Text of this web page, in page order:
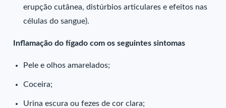
erupção cutânea, distúrbios articulares e efeitos nas
células do sangue).
Inflamação do fígado com os seguintes sintomas
Pele e olhos amarelados;
Coceira;
Urina escura ou fezes de cor clara;